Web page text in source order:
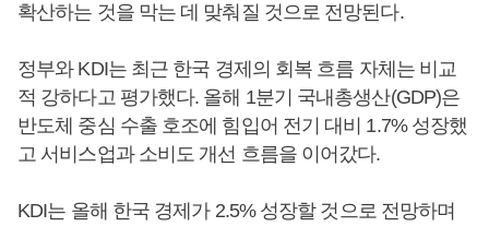
확산하는 것을 막는 데 맞춰질 것으로 전망된다.
정부와 KDI는 최근 한국 경제의 회복 흐름 자체는 비교
적 강하다고 평가했다. 올해 1분기 국내총생산(GDP)은
반도체 중심 수출 호조에 힘입어 전기 대비 1.7% 성장했
고 서비스업과 소비도 개선 흐름을 이어갔다.
KDI는 올해 한국 경제가 2.5% 성장할 것으로 전망하며